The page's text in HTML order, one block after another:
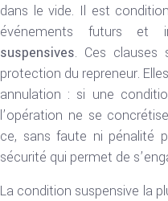
dans le vide. Il est
événements futurs et
suspensives. Ces clauses
protection du repreneur.
annulation : si une
l’opération ne se
ce, sans faute ni pénalité
sécurité qui permet de
La condition suspensive la